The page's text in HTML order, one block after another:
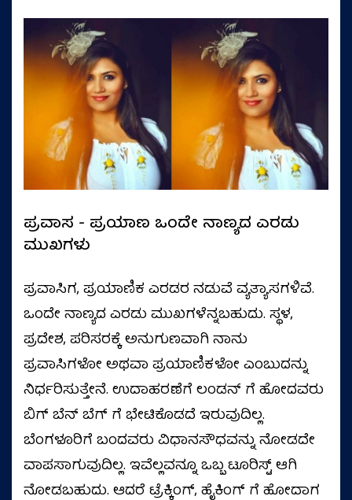
ಪ್ರವಾಸ - ಪ್ರಯಾಣ ಒಂದೇ ನಾಣ್ಯದ ಎರಡು
ಮುಖಗಳು
ಪ್ರವಾಸಿಗ, ಪ್ರಯಾಣಿಕ ಎರಡರ ನಡುವೆ ವ್ಯತ್ಯಾಸಗಳಿವೆ.
ಒಂದೇ ನಾಣ್ಯದ ಎರಡು ಮುಖಗಳೆನ್ನಬಹುದು. ಸ್ಥಳ,
ಪ್ರದೇಶ, ಪರಿಸರಕ್ಕೆ ಅನುಗುಣವಾಗಿ ನಾನು
ಪ್ರವಾಸಿಗಳೋ ಅಥವಾ ಪ್ರಯಾಣಿಕಳೋ ಎಂಬುದನ್ನು
ನಿರ್ಧರಿಸುತ್ತೇನೆ. ಉದಾಹರಣೆಗೆ ಲಂಡನ್‌ ಗೆ ಹೋದವರು
ಬಿಗ್‌ ಬೆನ್‌ ಬೆಗ್‌ ಗೆ ಭೇಟಿಕೊಡದೆ ಇರುವುದಿಲ್ಲ.
ಬೆಂಗಳೂರಿಗೆ ಬಂದವರು ವಿಧಾನಸೌಧವನ್ನು ನೋಡದೇ
ವಾಪಸಾಗುವುದಿಲ್ಲ. ಇವೆಲ್ಲವನ್ನೂ ಒಬ್ಬ ಟೂರಿಸ್ಟ್‌ ಆಗಿ
ನೋಡಬಹುದು. ಆದರೆ ಟ್ರೆಕ್ಕಿಂಗ್‌, ಹೈಕಿಂಗ್‌ ಗೆ ಹೋದಾಗ